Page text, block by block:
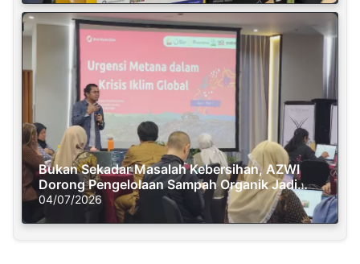
Bukan Sekadar Masalah Kebersihan, AZWI
Dorong Pengelolaan Sampah Organik Jadi
Solusi Krisis Iklim
04/07/2026